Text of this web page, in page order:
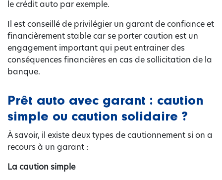
le crédit auto par exemple.
Il est conseillé de privilégier un garant de confiance et
financièrement stable car se porter caution est un
engagement important qui peut entrainer des
conséquences financières en cas de sollicitation de la
banque.
Prêt auto avec garant : caution
simple ou caution solidaire ?
À savoir, il existe deux types de cautionnement si on a
recours à un garant :
La caution simple